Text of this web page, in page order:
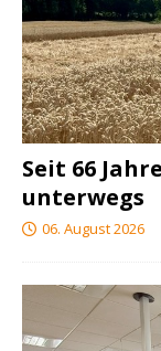
Seit 66
unterwegs
06. August 2026